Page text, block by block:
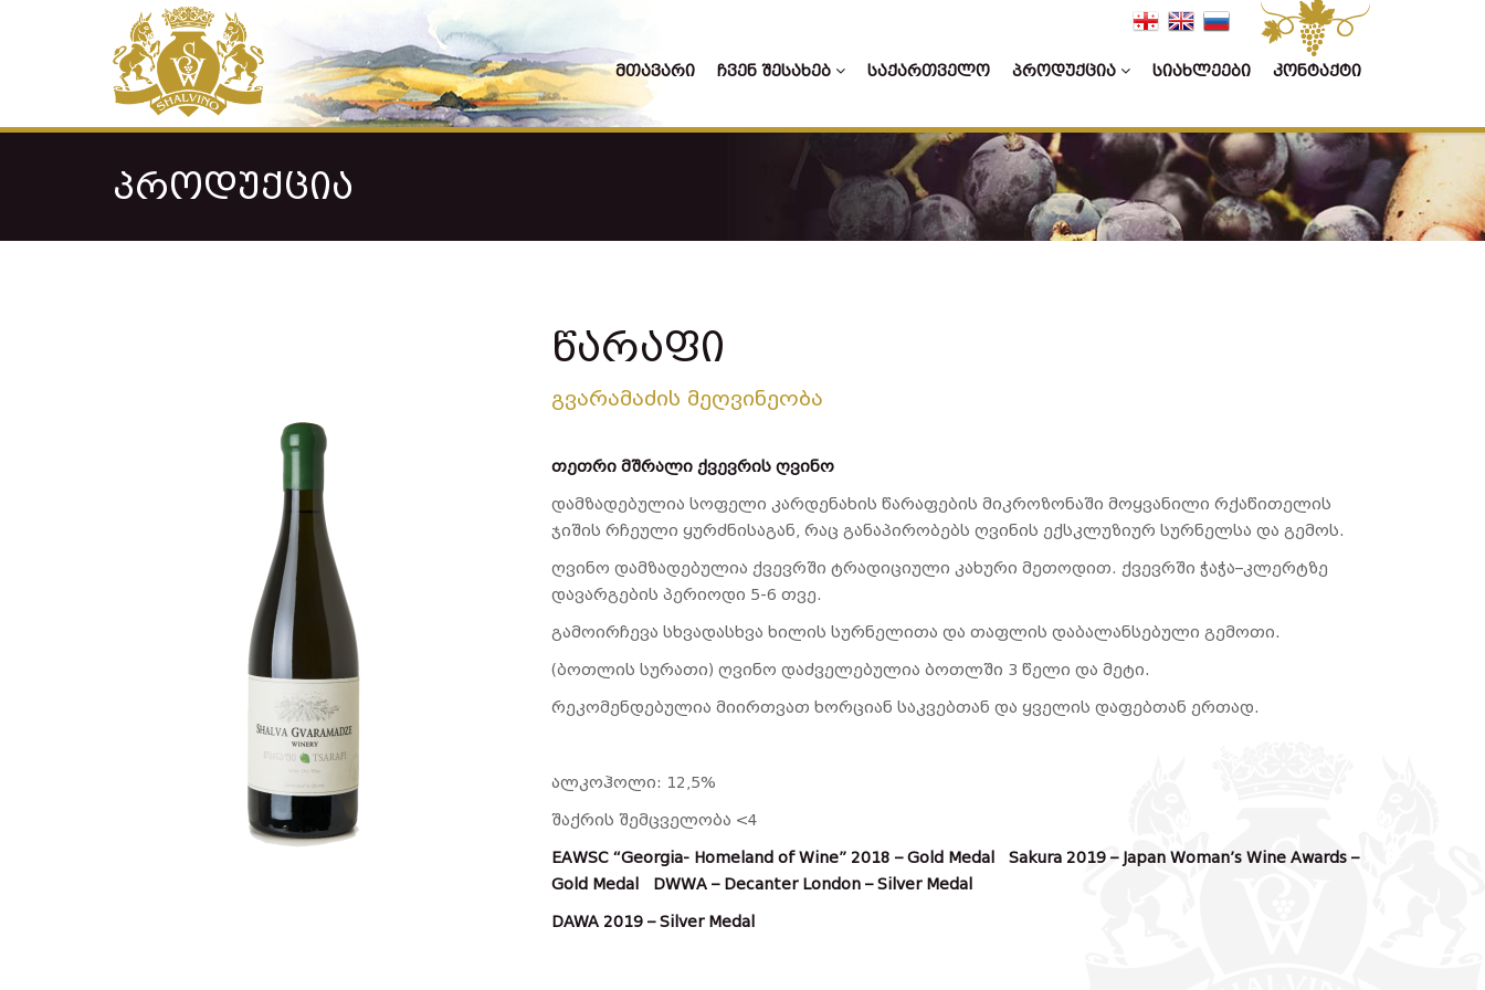
ᲛᲗᲐᲕᲐᲠᲘ ᲩᲕᲔᲜ ᲨᲔᲡᲐᲮᲔᲑ ᲡᲐᲥᲐᲠᲗᲕᲔᲚᲝ ᲞᲠᲝᲓᲣᲥᲪᲘᲐ ᲡᲘᲐᲮᲚᲔᲔᲑᲘ ᲙᲝᲜᲢᲐᲥᲢᲘ
ᲞᲠᲝᲓᲣᲥᲪᲘᲐ
წარაფი
გვარამაძის მეღვინეობა
თეთრი მშრალი ქვევრის ღვინო
დამზადებულია სოფელი კარდენახის წარაფების მიკროზონაში მოყვანილი რქაწითელის
ჯიშის რჩეული ყურძნისაგან, რაც განაპირობებს ღვინის ექსკლუზიურ სურნელსა და გემოს.
ღვინო დამზადებულია ქვევრში ტრადიციული კახური მეთოდით. ქვევრში ჭაჭა–კლერტზე
დავარგების პერიოდი 5-6 თვე.
გამოირჩევა სხვადასხვა ხილის სურნელითა და თაფლის დაბალანსებული გემოთი.
(ბოთლის სურათი) ღვინო დაძველებულია ბოთლში 3 წელი და მეტი.
რეკომენდებულია მიირთვათ ხორციან საკვებთან და ყველის დაფებთან ერთად.
ალკოჰოლი: 12,5%
შაქრის შემცველობა <4
EAWSC “Georgia- Homeland of Wine” 2018 – Gold Medal Sakura 2019 – Japan Woman’s Wine Awards –
Gold Medal DWWA – Decanter London – Silver Medal
DAWA 2019 – Silver Medal